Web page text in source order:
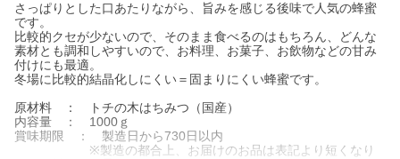
さっぱりとした口あたりながら、旨みを感じる後味で人気の蜂蜜
です。
比較的クセが少ないので、そのまま食べるのはもちろん、どんな
素材とも調和しやすいので、お料理、お菓子、お飲物などの甘み
付けにも最適。
冬場に比較的結晶化しにくい＝固まりにくい蜂蜜です。
原材料 ： トチの木はちみつ（国産）
内容量 ： 1000ｇ
賞味期限 ： 製造日から730日以内
※製造の都合上、お届けのお品は表記より短くなり